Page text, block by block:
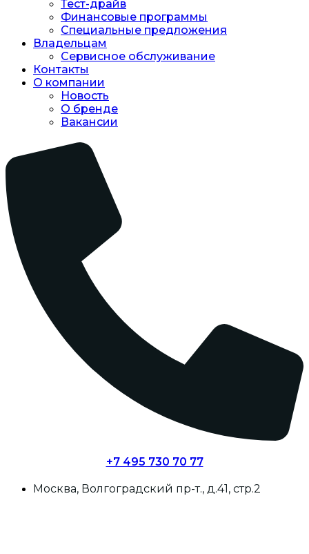
Тест-драйв
Финансовые программы
Специальные предложения
Владельцам
Сервисное обслуживание
Контакты
О компании
Новость
O бренде
Вакансии
+7 495 730 70 77
Москва, Волгоградский пр-т., д.41, стр.2